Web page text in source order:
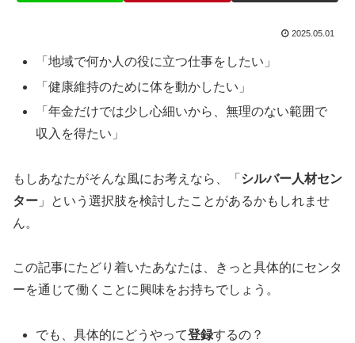
2025.05.01
「地域で何か人の役に立つ仕事をしたい」
「健康維持のために体を動かしたい」
「年金だけでは少し心細いから、無理のない範囲で
収入を得たい」
もしあなたがそんな風にお考えなら、「 シルバー人材セン
ター 」という選択肢を検討したことがあるかもしれませ
ん。
この記事にたどり着いたあなたは、きっと具体的にセンタ
ーを通じて働くことに興味をお持ちでしょう。
でも、具体的にどうやって登録するの？